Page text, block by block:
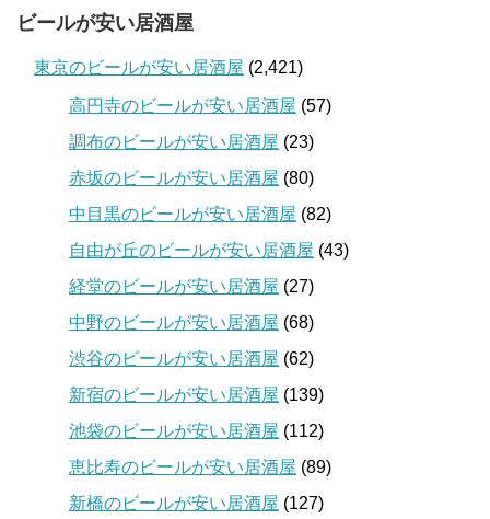
ビールが安い居酒屋
東京のビールが安い居酒屋 (2,421)
高円寺のビールが安い居酒屋 (57)
調布のビールが安い居酒屋 (23)
赤坂のビールが安い居酒屋 (80)
中目黒のビールが安い居酒屋 (82)
自由が丘のビールが安い居酒屋 (43)
経堂のビールが安い居酒屋 (27)
中野のビールが安い居酒屋 (68)
渋谷のビールが安い居酒屋 (62)
新宿のビールが安い居酒屋 (139)
池袋のビールが安い居酒屋 (112)
恵比寿のビールが安い居酒屋 (89)
新橋のビールが安い居酒屋 (127)